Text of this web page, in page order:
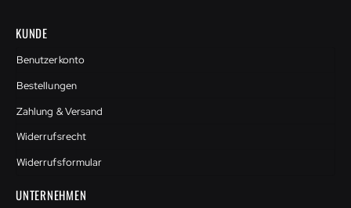
KUNDE
Benutzerkonto
Bestellungen
Zahlung & Versand
Widerrufsrecht
Widerrufsformular
UNTERNEHMEN